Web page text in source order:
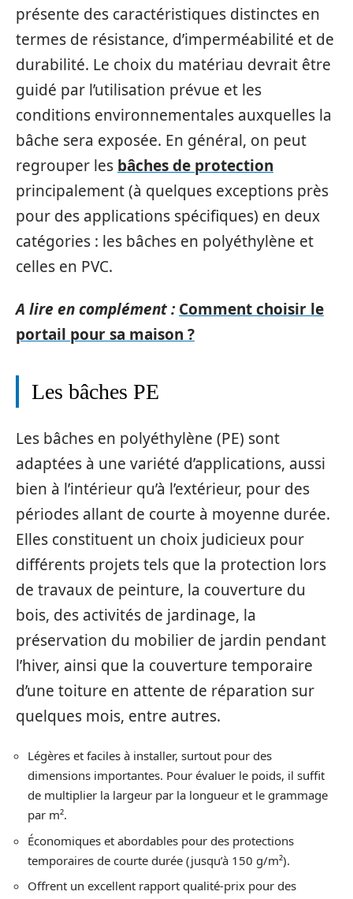
présente des caractéristiques distinctes en
termes de résistance, d’imperméabilité et de
durabilité. Le choix du matériau devrait être
guidé par l’utilisation prévue et les
conditions environnementales auxquelles la
bâche sera exposée. En général, on peut
regrouper les bâches de protection
principalement (à quelques exceptions près
pour des applications spécifiques) en deux
catégories : les bâches en polyéthylène et
celles en PVC.
A lire en complément : Comment choisir le
portail pour sa maison ?
Les bâches PE
Les bâches en polyéthylène (PE) sont
adaptées à une variété d’applications, aussi
bien à l’intérieur qu’à l’extérieur, pour des
périodes allant de courte à moyenne durée.
Elles constituent un choix judicieux pour
différents projets tels que la protection lors
de travaux de peinture, la couverture du
bois, des activités de jardinage, la
préservation du mobilier de jardin pendant
l’hiver, ainsi que la couverture temporaire
d’une toiture en attente de réparation sur
quelques mois, entre autres.
Légères et faciles à installer, surtout pour des
dimensions importantes. Pour évaluer le poids, il suffit
de multiplier la largeur par la longueur et le grammage
par m².
Économiques et abordables pour des protections
temporaires de courte durée (jusqu’à 150 g/m²).
Offrent un excellent rapport qualité-prix pour des